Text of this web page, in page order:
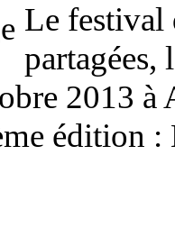
Le festival
2013
édition